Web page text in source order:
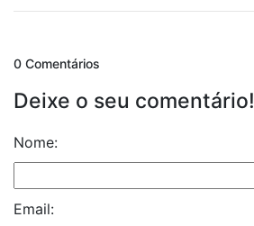
0 Comentários
Deixe o seu comentário!
Nome:
Email: